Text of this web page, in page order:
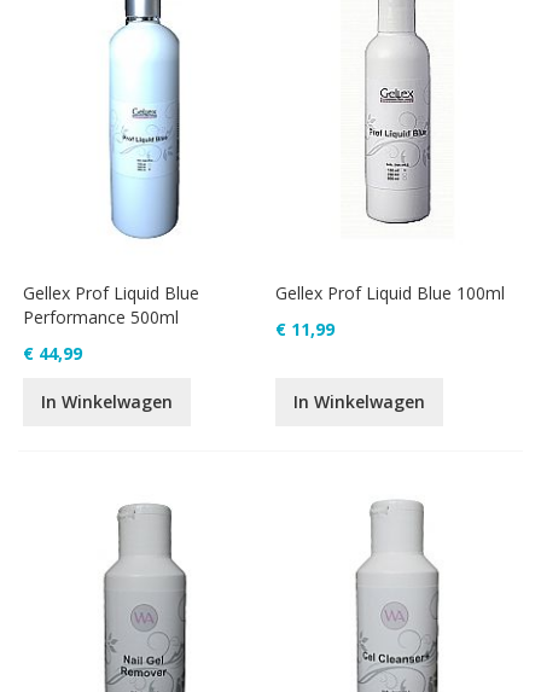
Gellex Prof Liquid Blue
Performance 500ml
€ 44,99
In Winkelwagen
Gellex Prof Liquid Blue 100ml
€ 11,99
In Winkelwagen